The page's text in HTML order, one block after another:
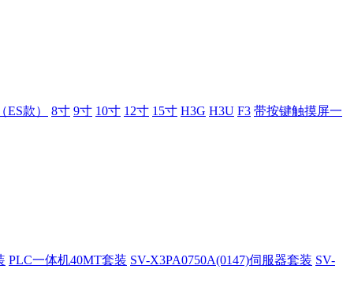
ES款） 8寸 9寸 10寸 12寸 15寸 H3G H3U F3 带按键触摸屏一
PLC一体机40MT套装 SV-X3PA0750A(0147)伺服器套装 SV-